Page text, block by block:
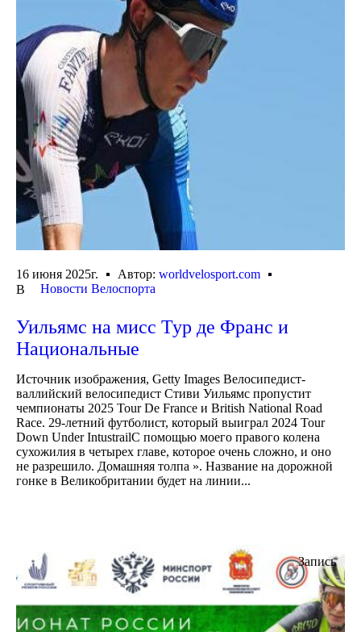
16 июня 2025г. Автор: worldvelosport.com
В
Новости Велоспорта
Уильямс на мисс Тур де Франс и
Национальные
Источник изображения, Getty Images Велосипедист-
валлийский велосипедист Стиви Уильямс пропустит
чемпионаты 2025 Tour De France и British National Road
Race. 29-летний футболист, который выиграл 2024 Tour
Down Under IntustrailС помощью моего правого колена
сухожилия в четырех главе, которое очень сложно, и оно
не разрешило. Домашняя толпа ». Название на дорожной
гонке в Великобритании будет на линии...
Запись